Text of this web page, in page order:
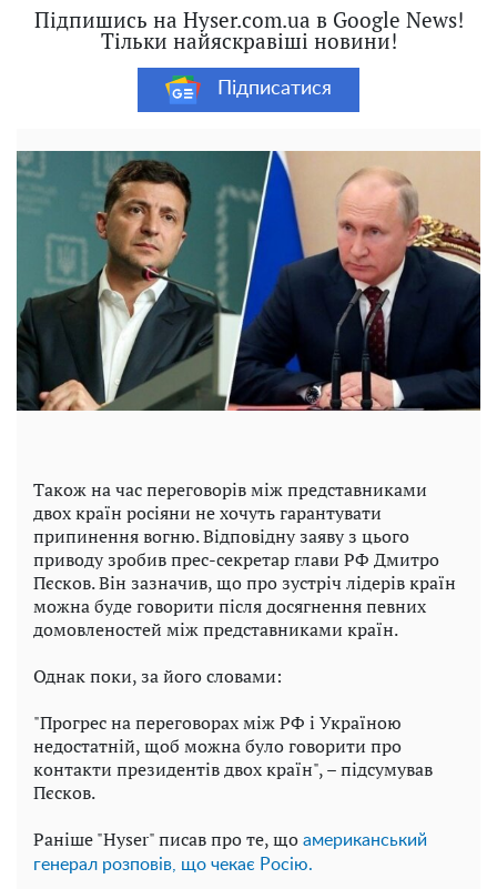
Підпишись на Hyser.com.ua в Google News!
Тільки найяскравіші новини!
Підписатися
Також на час переговорів між представниками
двох країн росіяни не хочуть гарантувати
припинення вогню. Відповідну заяву з цього
приводу зробив прес-секретар глави РФ Дмитро
Пєсков. Він зазначив, що про зустріч лідерів країн
можна буде говорити після досягнення певних
домовленостей між представниками країн.
Однак поки, за його словами:
"Прогрес на переговорах між РФ і Україною
недостатній, щоб можна було говорити про
контакти президентів двох країн", – підсумував
Пєсков.
Раніше "Hyser" писав про те, що американський
генерал розповів, що чекає Росію.